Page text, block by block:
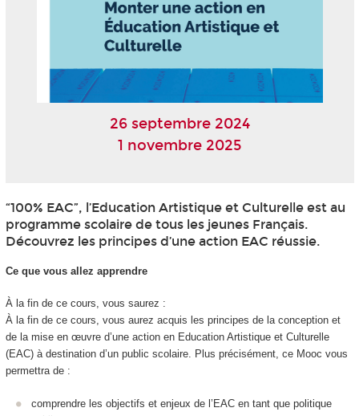
26 septembre 2024
1 novembre 2025
“100% EAC”, l’Education Artistique et Culturelle est au
programme scolaire de tous les jeunes Français.
Découvrez les principes d’une action EAC réussie.
Ce que vous allez apprendre
À la fin de ce cours, vous saurez :
À la fin de ce cours, vous aurez acquis les principes de la conception et
de la mise en œuvre d’une action en Education Artistique et Culturelle
(EAC) à destination d’un public scolaire. Plus précisément, ce Mooc vous
permettra de :
comprendre les objectifs et enjeux de l’EAC en tant que politique